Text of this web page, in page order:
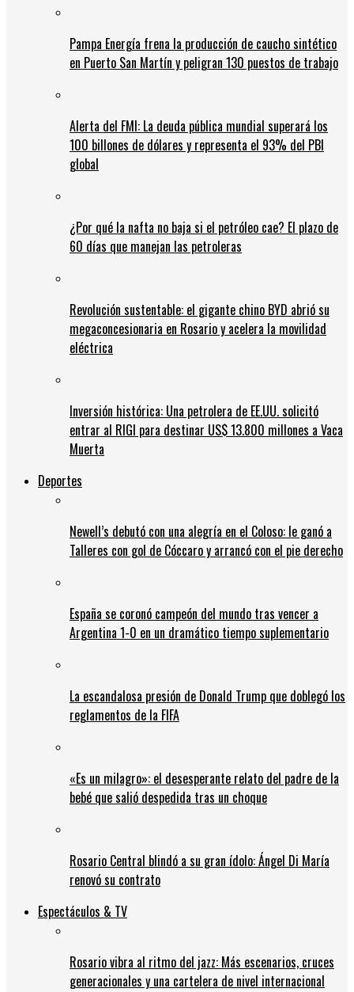
Pampa Energía frena la producción de caucho sintético
en Puerto San Martín y peligran 130 puestos de trabajo
Alerta del FMI: La deuda pública mundial superará los
100 billones de dólares y representa el 93% del PBI
global
¿Por qué la nafta no baja si el petróleo cae? El plazo de
60 días que manejan las petroleras
Revolución sustentable: el gigante chino BYD abrió su
megaconcesionaria en Rosario y acelera la movilidad
eléctrica
Inversión histórica: Una petrolera de EE.UU. solicitó
entrar al RIGI para destinar US$ 13.800 millones a Vaca
Muerta
Deportes
Newell’s debutó con una alegría en el Coloso: le ganó a
Talleres con gol de Cóccaro y arrancó con el pie derecho
España se coronó campeón del mundo tras vencer a
Argentina 1-0 en un dramático tiempo suplementario
La escandalosa presión de Donald Trump que doblegó los
reglamentos de la FIFA
«Es un milagro»: el desesperante relato del padre de la
bebé que salió despedida tras un choque
Rosario Central blindó a su gran ídolo: Ángel Di María
renovó su contrato
Espectáculos & TV
Rosario vibra al ritmo del jazz: Más escenarios, cruces
generacionales y una cartelera de nivel internacional